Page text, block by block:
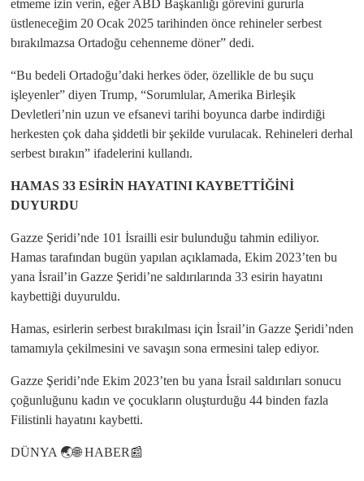
etmeme izin verin, eğer ABD Başkanlığı görevini gururla
üstleneceğim 20 Ocak 2025 tarihinden önce rehineler serbest
bırakılmazsa Ortadoğu cehenneme döner” dedi.
“Bu bedeli Ortadoğu’daki herkes öder, özellikle de bu suçu
işleyenler” diyen Trump, “Sorumlular, Amerika Birleşik
Devletleri’nin uzun ve efsanevi tarihi boyunca darbe indirdiği
herkesten çok daha şiddetli bir şekilde vurulacak. Rehineleri derhal
serbest bırakın” ifadelerini kullandı.
HAMAS 33 ESİRİN HAYATINI KAYBETTİĞİNİ
DUYURDU
Gazze Şeridi’nde 101 İsrailli esir bulunduğu tahmin ediliyor.
Hamas tarafından bugün yapılan açıklamada, Ekim 2023’ten bu
yana İsrail’in Gazze Şeridi’ne saldırılarında 33 esirin hayatını
kaybettiği duyuruldu.
Hamas, esirlerin serbest bırakılması için İsrail’in Gazze Şeridi’nden
tamamıyla çekilmesini ve savaşın sona ermesini talep ediyor.
Gazze Şeridi’nde Ekim 2023’ten bu yana İsrail saldırıları sonucu
çoğunluğunu kadın ve çocukların oluşturduğu 44 binden fazla
Filistinli hayatını kaybetti.
DÜNYA 🌏🌐 HABER📰